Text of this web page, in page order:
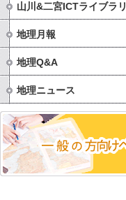
山川&二宮ICTライブラリ
地理月報
地理Q&A
地理ニュース